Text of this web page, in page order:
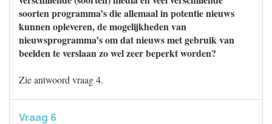
soorten programma’s die allemaal in potentie nieuws
kunnen opleveren, de mogelijkheden van
nieuwsprogramma’s om dat nieuws met gebruik van
beelden te verslaan zo wel zeer beperkt worden?
Zie antwoord vraag 4.
Vraag 6